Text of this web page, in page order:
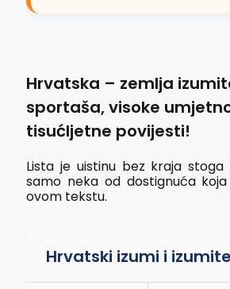
Hrvatska – zemlja
sportaša, visoke
tisućljetne povijesti!
Lista je uistinu bez kraja
samo neka od dostignuća
ovom tekstu.
Hrvatski izumi i